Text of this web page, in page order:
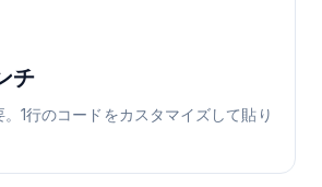
チ
1行のコードをカスタマイズして貼り